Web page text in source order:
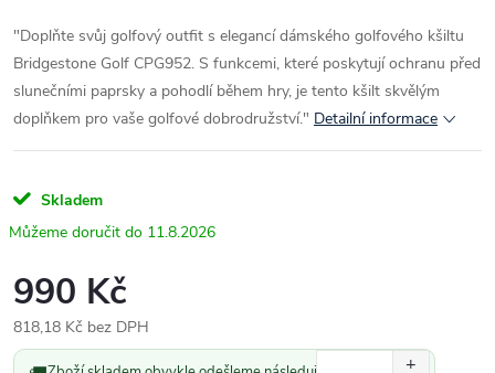
"Doplňte svůj golfový outfit s elegancí dámského golfového kšiltu
Bridgestone Golf CPG952. S funkcemi, které poskytují ochranu před
slunečními paprsky a pohodlí během hry, je tento kšilt skvělým
doplňkem pro vaše golfové dobrodružství." Detailní informace
Skladem
11.8.2026
990 Kč
818,18 Kč bez DPH
Měrná